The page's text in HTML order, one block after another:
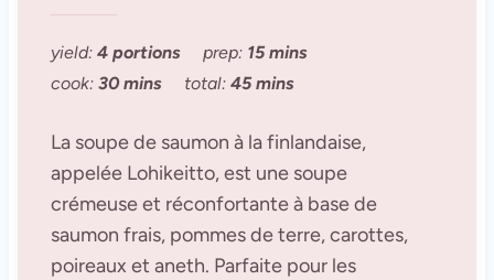
yield: 4 portions prep: 15 mins
cook: 30 mins total: 45 mins
La soupe de saumon à la finlandaise,
appelée Lohikeitto, est une soupe
crémeuse et réconfortante à base de
saumon frais, pommes de terre, carottes,
poireaux et aneth. Parfaite pour les